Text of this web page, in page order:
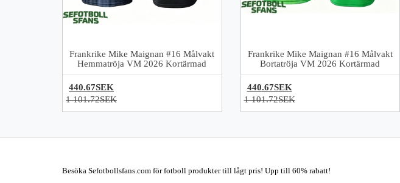
Frankrike Mike Maignan #16 Målvakt
Hemmatröja VM 2026 Kortärmad
440.67SEK
1 101.72SEK
Frankrike Mike Maignan #16 Målvakt
Bortatröja VM 2026 Kortärmad
440.67SEK
1 101.72SEK
Besöka Sefotbollsfans.com för fotboll produkter till lågt pris! Upp till 60% rabatt!